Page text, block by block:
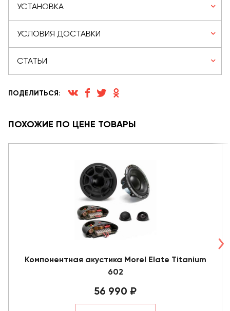
УСТАНОВКА
УСЛОВИЯ ДОСТАВКИ
СТАТЬИ
ПОДЕЛИТЬСЯ:
ПОХОЖИЕ ПО ЦЕНЕ ТОВАРЫ
Компонентная акустика Morel Elate Titanium
602
56 990 ₽